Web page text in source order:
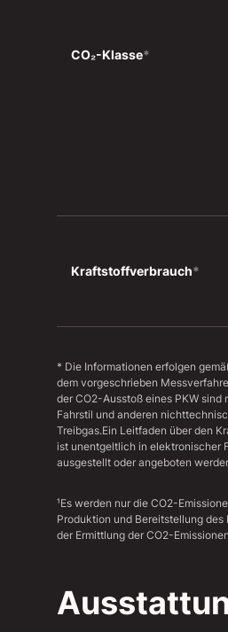
CO₂-Klasse*
Kraftstoffverbrauch*
* Die Informationen erfolgen
dem vorgeschrieben
der CO2-Ausstoß eines PKW
Fahrstil und anderen
Treibgas.Ein Leitfaden über den
ist unentgeltlich in elektronischer
ausgestellt oder angeboten
¹Es werden nur die CO2-
Produktion und Bereitstellung
der Ermittlung der CO2-